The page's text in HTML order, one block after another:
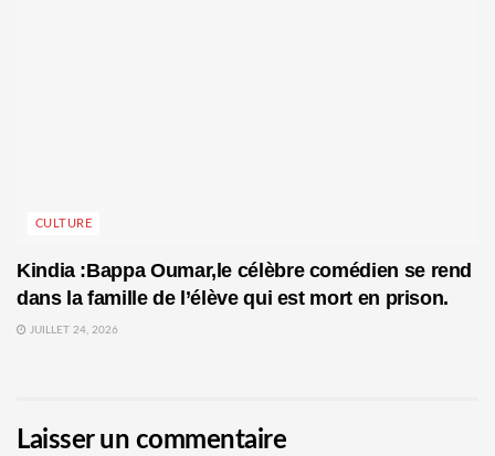
CULTURE
Kindia :Bappa Oumar,le célèbre comédien se rend
dans la famille de l’élève qui est mort en prison.
JUILLET 24, 2026
Laisser un commentaire